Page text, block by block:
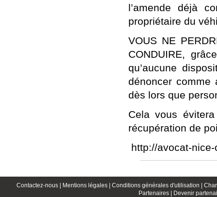
l’amende déjà
propriétaire du
VOUS NE
CONDUIRE,
qu’aucune
dénoncer comme
dès lors que
Cela vous
récupération de
http://avocat-
Contactez-nous | Mentions légales | Conditions générales d'utilisation |
Partenaires | Devenir